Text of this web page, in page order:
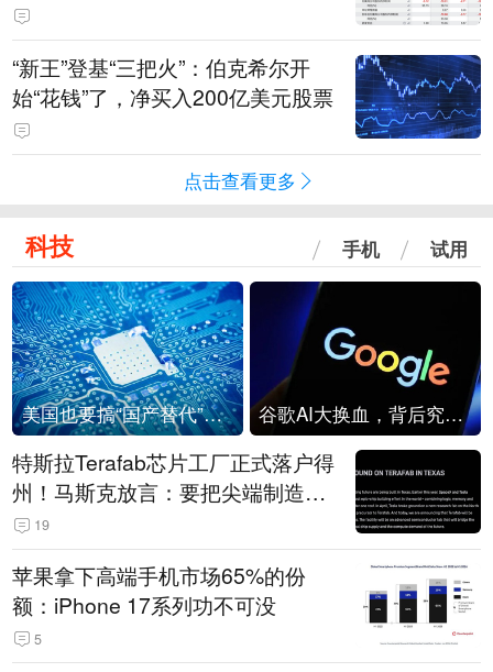
“新王”登基“三把火”：伯克希尔开
始“花钱”了，净买入200亿美元股票
点击查看更多
科技 手机 试用
美国也要搞“国产替代”？先算清三笔账 谷歌AI大换血，背后究竟发生了什么？
特斯拉Terafab芯片工厂正式落户得
州！马斯克放言：要把尖端制造带
回美国
19
苹果拿下高端手机市场65%的份
额：iPhone 17系列功不可没
5